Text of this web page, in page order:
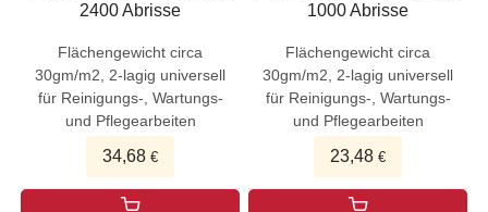
2400 Abrisse
Flächengewicht circa
30gm/m2, 2-lagig universell
für Reinigungs-, Wartungs-
und Pflegearbeiten
34,68 €
1000 Abrisse
Flächengewicht circa
30gm/m2, 2-lagig universell
für Reinigungs-, Wartungs-
und Pflegearbeiten
23,48 €